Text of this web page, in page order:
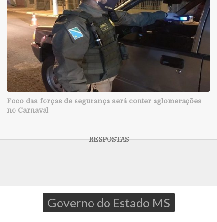
Foco das forças de segurança será conter aglomerações
no Carnaval
Governo do Estado MS